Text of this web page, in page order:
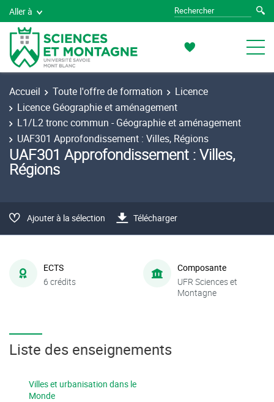
Aller à
Accueil Toute l'offre de formation
Licence
Licence Géographie et aménagement
L1/L2 tronc commun - Géographie et aménagement
UAF301 Approfondissement : Villes, Régions
UAF301 Approfondissement : Villes,
Régions
Ajouter à la sélection Télécharger
ECTS
6 crédits
Composante
UFR Sciences et
Montagne
Liste des enseignements
Villes et urbanisation dans le
Monde